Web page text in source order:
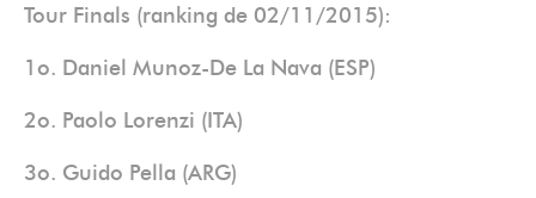
Tour Finals (ranking de 02/11/2015):
1o. Daniel Munoz-De La Nava (ESP)
2o. Paolo Lorenzi (ITA)
3o. Guido Pella (ARG)